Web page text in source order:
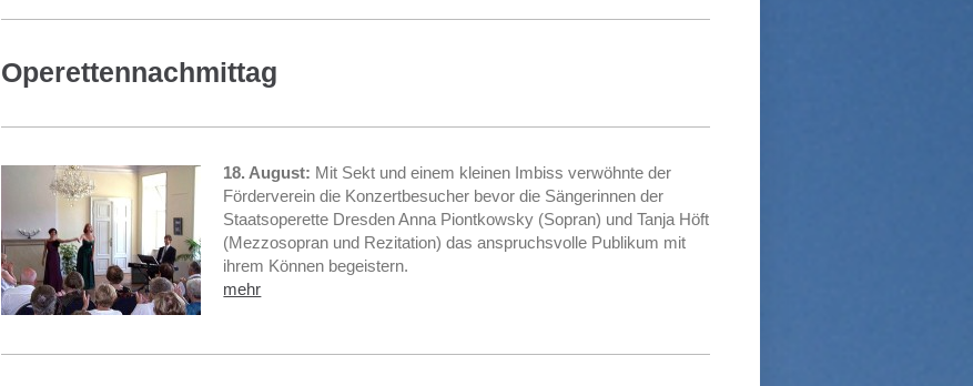
Operettennachmittag
18. August: Mit Sekt und einem kleinen Imbiss verwöhnte der
Förderverein die Konzertbesucher bevor die Sängerinnen der
Staatsoperette Dresden Anna Piontkowsky (Sopran) und Tanja Höft
(Mezzosopran und Rezitation) das anspruchsvolle Publikum mit
ihrem Können begeistern.
mehr